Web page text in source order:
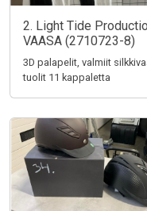
2. Light Tide
VAASA (2710723-8)
3D palapelit, valmiit
tuolit 11 kappaletta